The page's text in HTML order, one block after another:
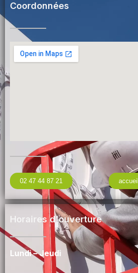
Coordonnées
02 47 44 87 21
Horaires d'ouverture
Lundi – Jeudi